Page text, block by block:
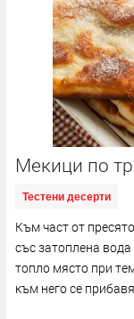
Мекици по
Тестени десерти
Към част от
със затоплена
топло място при
към него се